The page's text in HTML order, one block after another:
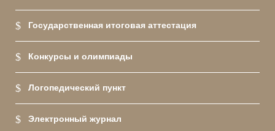
Государственная итоговая аттестация
Конкурсы и олимпиады
Логопедический пункт
Электронный журнал